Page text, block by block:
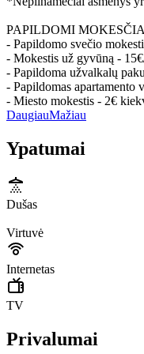
PAPILDOMI
- Papildomo svečio
- Mokestis už gyvūną -
- Papildoma užvalkalų
- Papildomas apartamento
- Miesto mokestis - 2€
DaugiauMažiau
Ypatumai
Dušas
Virtuvė
Internetas
TV
Privalumai